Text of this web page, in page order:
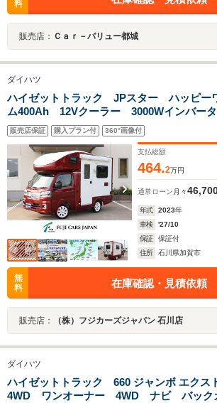
料
販売店： Ｃａｒ－バリュー都城
ダイハツ
ハイゼットトラック JPスター ハッピー
ム400Ah 12Vクーラー 3000Wインバー
パネル 走行充電 外部充電 FFヒーター
ニング 冷蔵庫 テレビ 強化スタビ 前
デジタルインナーミラー 8ナンバー
販売店保証 購入プラン付 360°画像付
支払総額
464.2万円
通常ローン 月々
年式 2023年
車検
'27/10
保証
保証付
住所
石川県加賀市
無
料
在庫確認・見積依頼
販売店： （株）フジカーズジャパン 石川店
ダイハツ
ハイゼットトラック 660 ジャンボ エクス
4WD ワンオーナー 4WD ナビ バック